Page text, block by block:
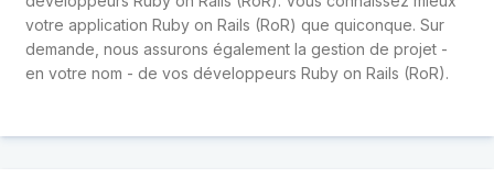
votre application Ruby on Rails (RoR) que quiconque. Sur
demande, nous assurons également la gestion de projet -
en votre nom - de vos développeurs Ruby on Rails (RoR).